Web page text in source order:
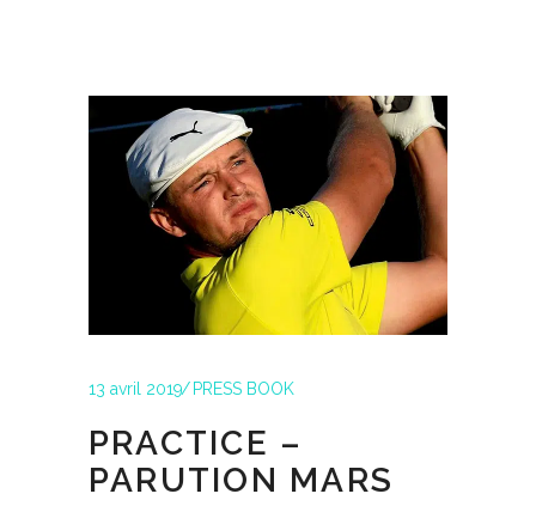
13 avril 2019 PRESS BOOK
PRACTICE –
PARUTION MARS